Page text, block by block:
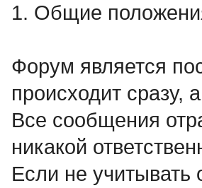
1. Общие
Форум является
происходит сразу,
Все сообщения
никакой
Если не учитывать